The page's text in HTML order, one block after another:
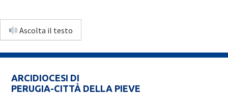
Ascolta il testo
ARCIDIOCESI DI
PERUGIA-CITTÀ DELLA PIEVE